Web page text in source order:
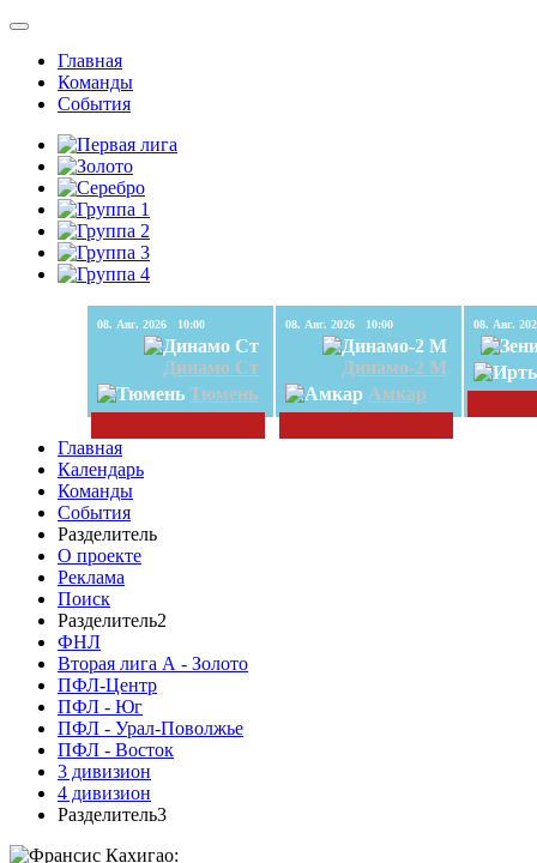
Главная
Команды
События
08. Авг. 2026 10:00
Динамо Ст
Тюмень
08. Авг. 2026 10:00
Динамо-2 М
Амкар
Главная
Календарь
Команды
События
Разделитель
О проекте
Реклама
Поиск
Разделитель2
ФНЛ
Вторая лига А - Золото
ПФЛ-Центр
ПФЛ - Юг
ПФЛ - Урал-Поволжье
ПФЛ - Восток
3 дивизион
4 дивизион
Разделитель3